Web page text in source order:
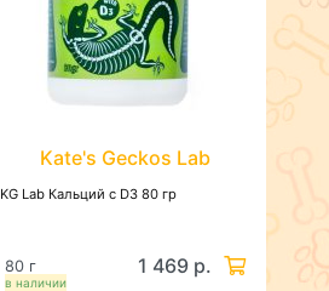
Kate's Geckos Lab
KG Lab Кальций с D3 80 гр
в наличии
80 г 1 469 р.